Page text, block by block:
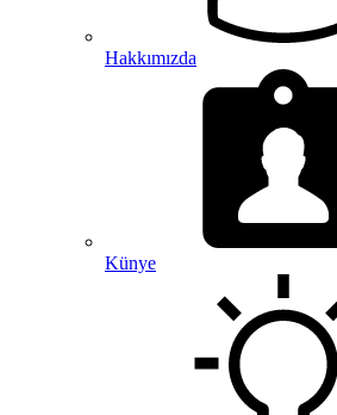
Hakkımızda
Künye